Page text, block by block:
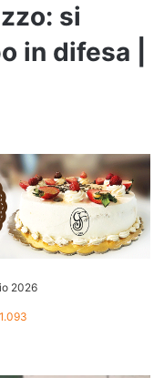
si
in difesa |
2026
1.093